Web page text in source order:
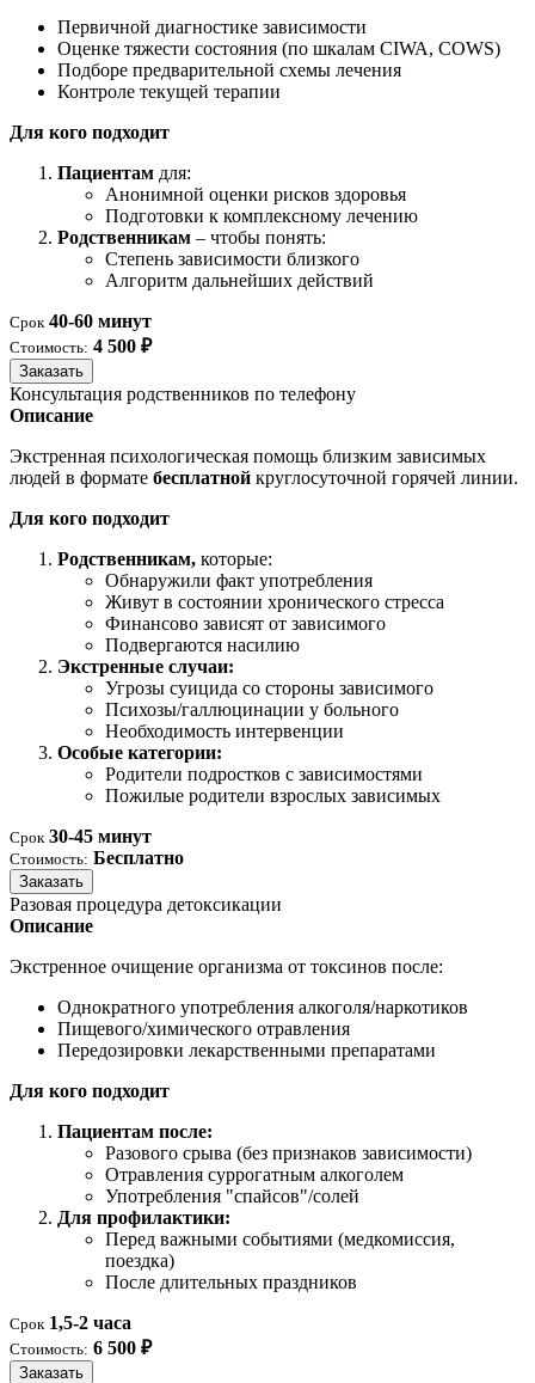
Первичной диагностике зависимости
Оценке тяжести состояния (по шкалам CIWA, COWS)
Подборе предварительной схемы лечения
Контроле текущей терапии
Для кого подходит
Пациентам для:
Анонимной оценки рисков здоровья
Подготовки к комплексному лечению
Родственникам – чтобы понять:
Степень зависимости близкого
Алгоритм дальнейших действий
Срок 40-60 минут
Стоимость: 4 500 ₽
Заказать
Консультация родственников по телефону
Описание
Экстренная психологическая помощь близким зависимых
людей в формате бесплатной круглосуточной горячей линии.
Для кого подходит
Родственникам, которые:
Обнаружили факт употребления
Живут в состоянии хронического стресса
Финансово зависят от зависимого
Подвергаются насилию
Экстренные случаи:
Угрозы суицида со стороны зависимого
Психозы/галлюцинации у больного
Необходимость интервенции
Особые категории:
Родители подростков с зависимостями
Пожилые родители взрослых зависимых
Срок 30-45 минут
Стоимость: Бесплатно
Заказать
Разовая процедура детоксикации
Описание
Экстренное очищение организма от токсинов после:
Однократного употребления алкоголя/наркотиков
Пищевого/химического отравления
Передозировки лекарственными препаратами
Для кого подходит
Пациентам после:
Разового срыва (без признаков зависимости)
Отравления суррогатным алкоголем
Употребления "спайсов"/солей
Для профилактики:
Перед важными событиями (медкомиссия,
поездка)
После длительных праздников
Срок 1,5-2 часа
Стоимость: 6 500 ₽
Заказать